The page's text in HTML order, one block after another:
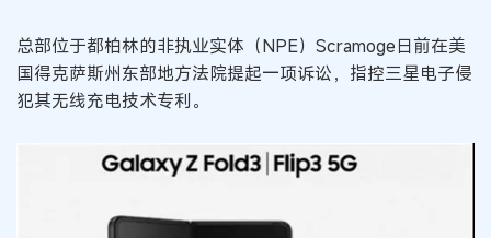
总部位于都柏林的非执业实体（NPE）Scramoge日前在美
国得克萨斯州东部地方法院提起一项诉讼，指控三星电子侵
犯其无线充电技术专利。